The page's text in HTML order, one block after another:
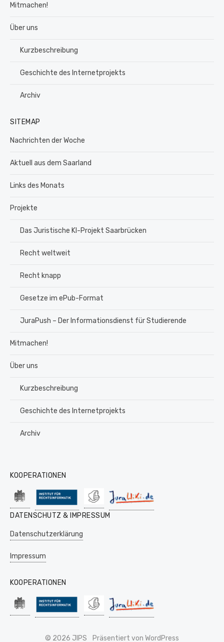
Mitmachen!
Über uns
Kurzbeschreibung
Geschichte des Internetprojekts
Archiv
SITEMAP
Nachrichten der Woche
Aktuell aus dem Saarland
Links des Monats
Projekte
Das Juristische KI-Projekt Saarbrücken
Recht weltweit
Recht knapp
Gesetze im ePub-Format
JuraPush – Der Informationsdienst für Studierende
Mitmachen!
Über uns
Kurzbeschreibung
Geschichte des Internetprojekts
Archiv
KOOPERATIONEN
DATENSCHUTZ & IMPRESSUM
Datenschutzerklärung
Impressum
KOOPERATIONEN
© 2026 JIPS Präsentiert von WordPress